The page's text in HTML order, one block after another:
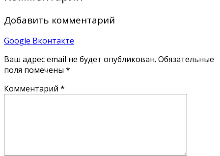
Добавить комментарий
Google Вконтакте
Ваш адрес email не будет опубликован. Обязательные
поля помечены *
Комментарий *